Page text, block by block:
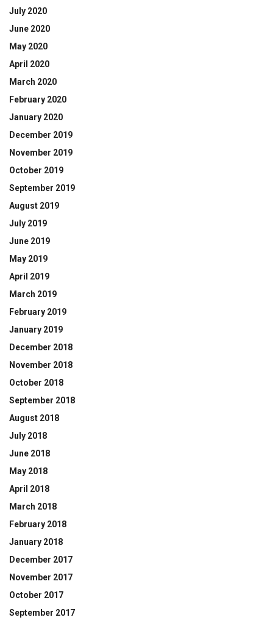
July 2020
June 2020
May 2020
April 2020
March 2020
February 2020
January 2020
December 2019
November 2019
October 2019
September 2019
August 2019
July 2019
June 2019
May 2019
April 2019
March 2019
February 2019
January 2019
December 2018
November 2018
October 2018
September 2018
August 2018
July 2018
June 2018
May 2018
April 2018
March 2018
February 2018
January 2018
December 2017
November 2017
October 2017
September 2017